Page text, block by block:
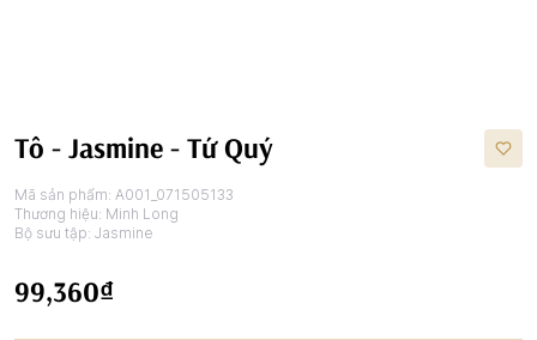
Tô - Jasmine - Tứ Quý
Mã sản phẩm: A001_071505133
Thương hiệu: Minh Long
Bộ sưu tập: Jasmine
99,360₫